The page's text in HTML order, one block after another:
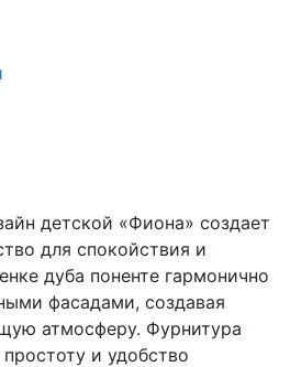
детской «Фиона» создает
для спокойствия и
дуба поненте гармонично
фасадами, создавая
атмосферу. Фурнитура
простоту и удобство